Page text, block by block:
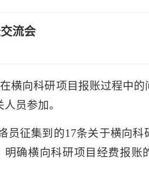
流会
横向科研项目报账过程中的
员参加。
员征集到的17条关于横向科
确横向科研项目经费报账